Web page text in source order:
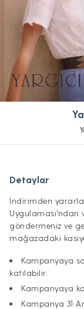
Detaylar
İndirimden
Uygulaması'ndan
göndermeniz ve
mağazadaki
Kampanyaya
katılabilir.
Kampanyaya
Kampanya 31